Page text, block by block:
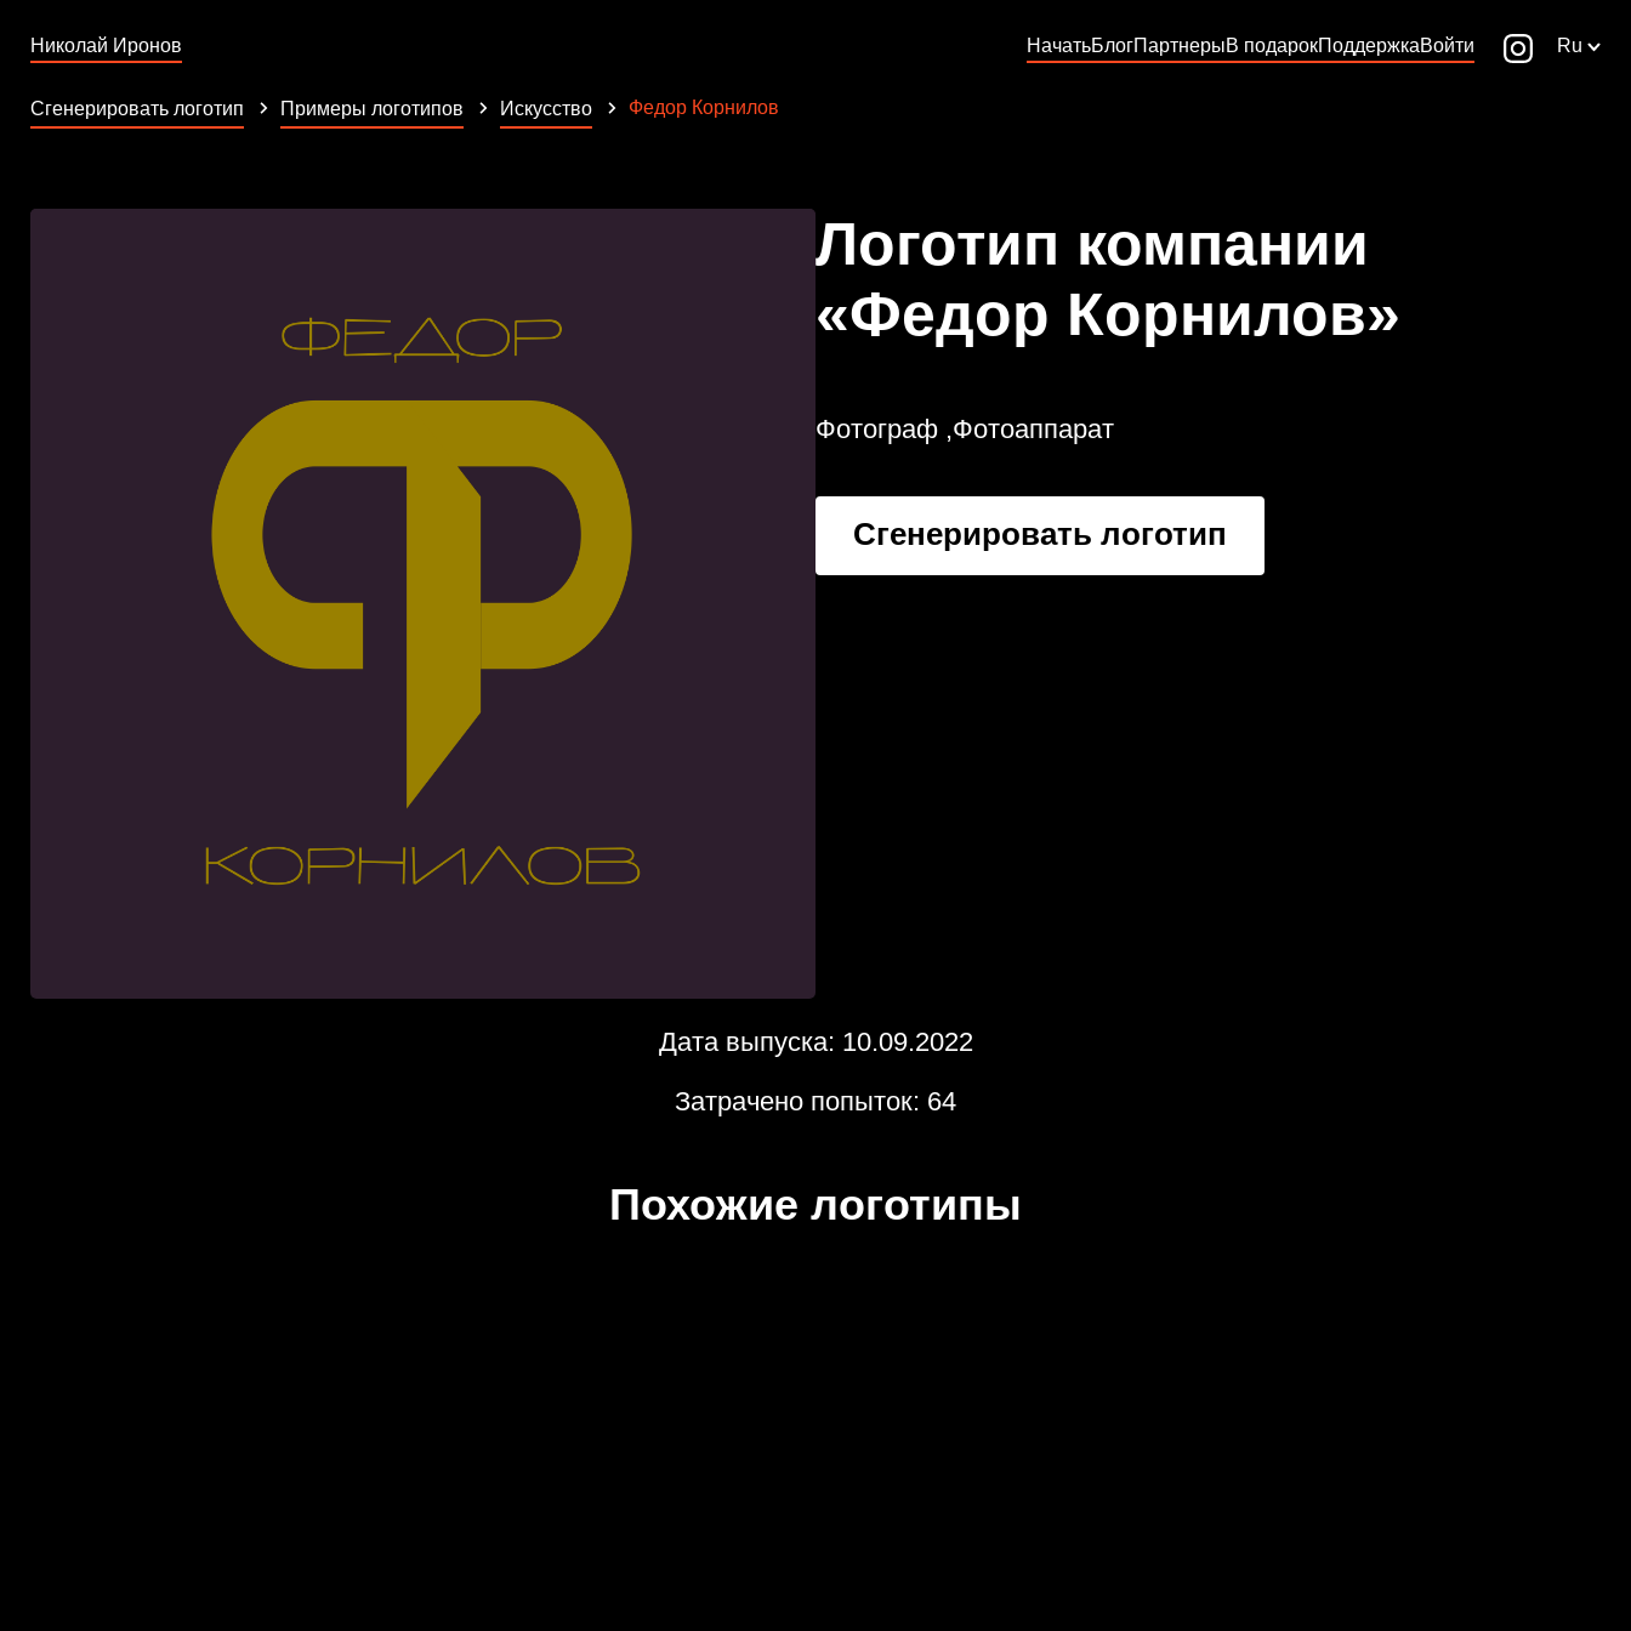
Николай Иронов НачатьБлогПартнерыВ подарокПоддержкаВойти Ru
Сгенерировать логотип Примеры логотипов Искусство Федор Корнилов
Логотип компании
«Федор Корнилов»
Фотограф ,Фотоаппарат
Сгенерировать логотип
Дата выпуска: 10.09.2022
Затрачено попыток: 64
Похожие логотипы